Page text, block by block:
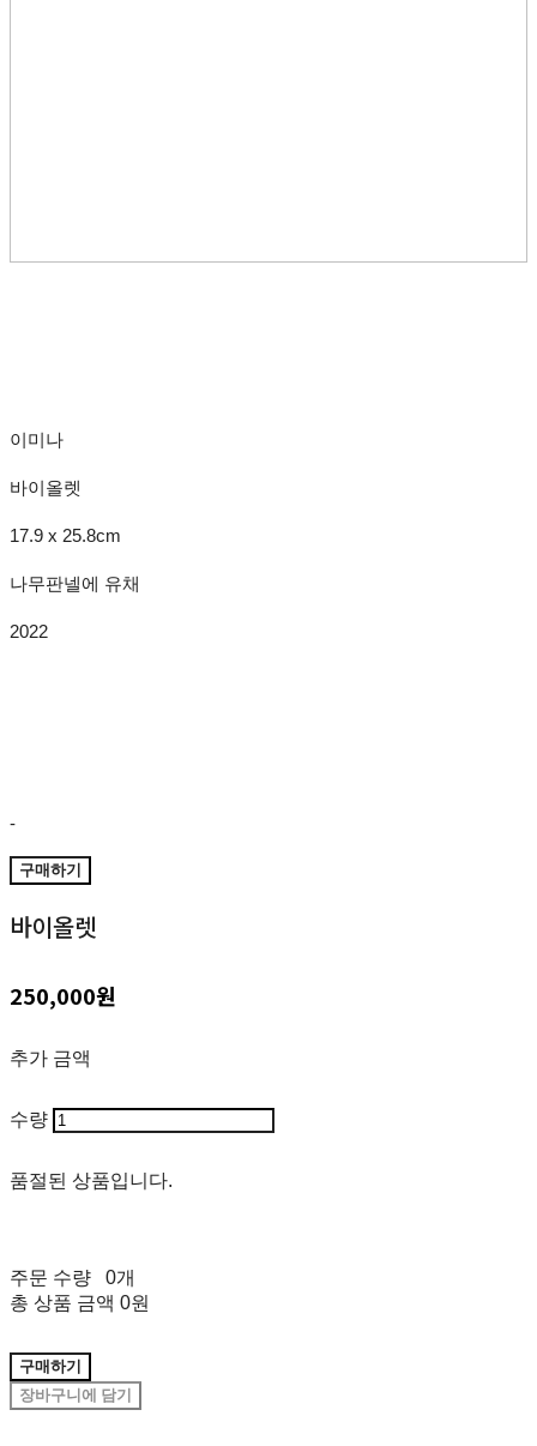
이미나
바이올렛
17.9 x 25.8cm
나무판넬에 유채
2022
-
구매하기
바이올렛
250,000원
추가 금액
수량
품절된 상품입니다.
주문 수량
0개
총 상품 금액 0원
구매하기
장바구니에 담기